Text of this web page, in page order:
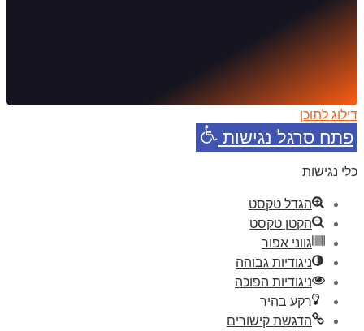
דילוג לתוכן
פתח סרגל נגישות
כלי נגישות
הגדל טקסט
הקטן טקסט
גווני אפור
ניגודיות גבוהה
ניגודיות הפוכה
רקע בהיר
הדגשת קישורים